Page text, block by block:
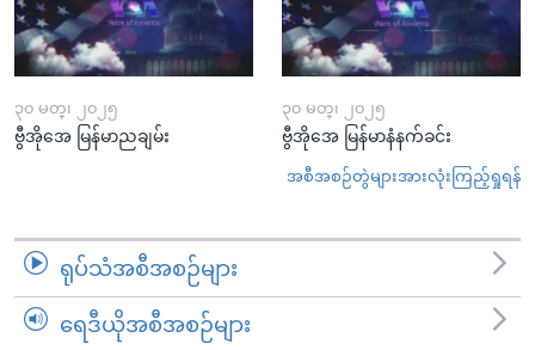
၃၀ မတ္၊ ၂၀၂၅
ဗွီအိုအေ မြန်မာညချမ်း
၃၀ မတ္၊ ၂၀၂၅
ဗွီအိုအေ မြန်မာနံနက်ခင်း
အစီအစဉ်တွဲများအားလုံးကြည့်ရှုရန်
ရုပ်သံအစီအစဉ်များ
ရေဒီယိုအစီအစဉ်များ